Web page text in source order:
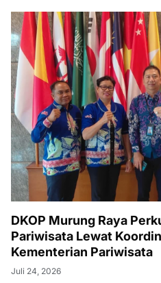
DKOP Murung Raya
Pariwisata Lewat
Kementerian Pariwisata
Juli 24, 2026